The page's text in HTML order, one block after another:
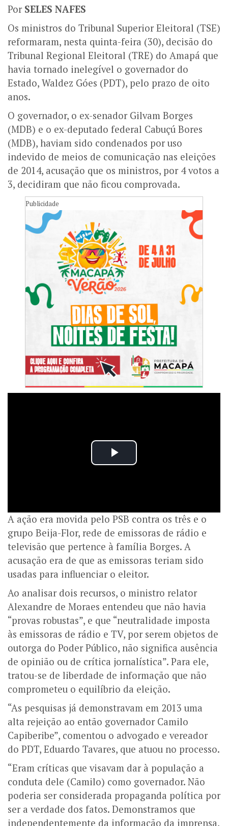
Por SELES NAFES
Os ministros do Tribunal Superior Eleitoral (TSE)
reformaram, nesta quinta-feira (30), decisão do
Tribunal Regional Eleitoral (TRE) do Amapá que
havia tornado inelegível o governador do
Estado, Waldez Góes (PDT), pelo prazo de oito
anos.
O governador, o ex-senador Gilvam Borges
(MDB) e o ex-deputado federal Cabuçú Bores
(MDB), haviam sido condenados por uso
indevido de meios de comunicação nas eleições
de 2014, acusação que os ministros, por 4 votos a
3, decidiram que não ficou comprovada.
Publicidade
A ação era movida pelo PSB contra os três e o
grupo Beija-Flor, rede de emissoras de rádio e
televisão que pertence à família Borges. A
acusação era de que as emissoras teriam sido
usadas para influenciar o eleitor.
Ao analisar dois recursos, o ministro relator
Alexandre de Moraes entendeu que não havia
“provas robustas”, e que “neutralidade imposta
às emissoras de rádio e TV, por serem objetos de
outorga do Poder Público, não significa ausência
de opinião ou de crítica jornalística”. Para ele,
tratou-se de liberdade de informação que não
comprometeu o equilíbrio da eleição.
“As pesquisas já demonstravam em 2013 uma
alta rejeição ao então governador Camilo
Capiberibe”, comentou o advogado e vereador
do PDT, Eduardo Tavares, que atuou no processo.
“Eram críticas que visavam dar à população a
conduta dele (Camilo) como governador. Não
poderia ser considerada propaganda política por
ser a verdade dos fatos. Demonstramos que
independentemente da informação da imprensa,